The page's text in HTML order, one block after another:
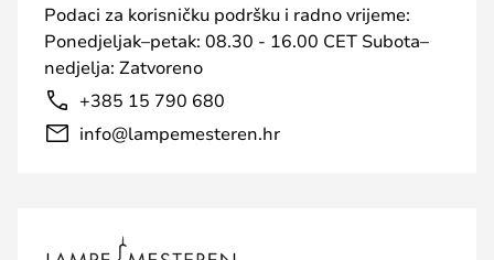
Podaci za korisničku podršku i radno vrijeme:
Ponedjeljak–petak: 08.30 - 16.00 CET Subota–
nedjelja: Zatvoreno
+385 15 790 680
info@lampemesteren.hr